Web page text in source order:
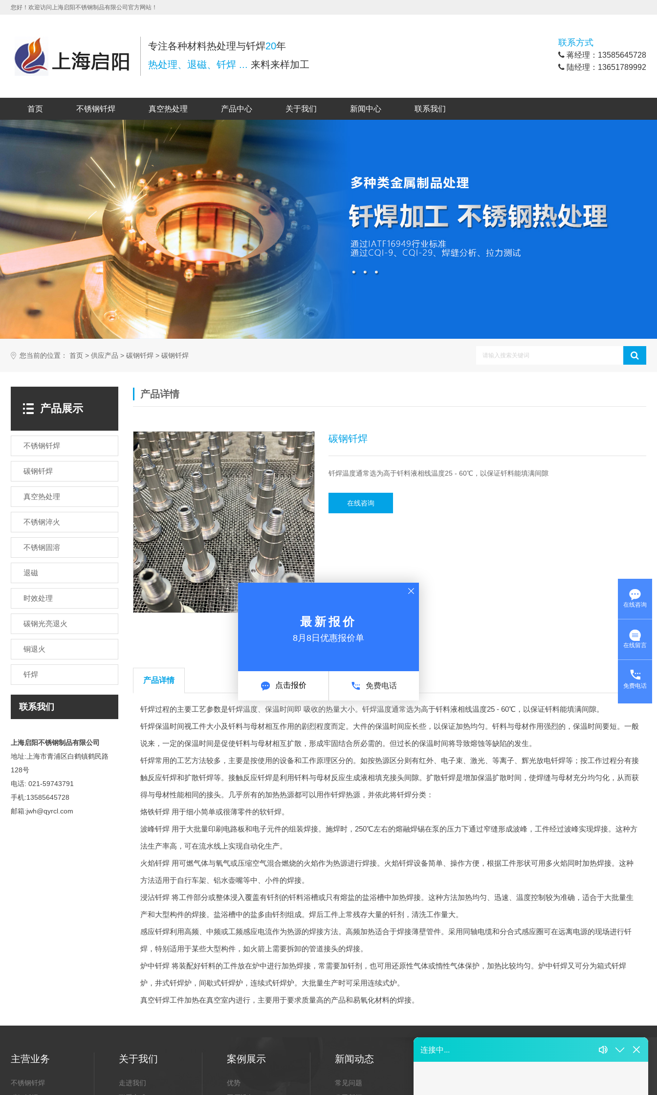
您好！欢迎访问上海启阳不锈钢制品有限公司官方网站！
专注各种材料热处理与钎焊20年
热处理、退磁、钎焊 ... 来料来样加工
联系方式
蒋经理：13585645728
陆经理：13651789992
首页 不锈钢钎焊 真空热处理 产品中心 关于我们 新闻中心 联系我们
您当前的位置： 首页 > 供应产品 > 碳钢钎焊 > 碳钢钎焊
产品展示
不锈钢钎焊
碳钢钎焊
真空热处理
不锈钢淬火
不锈钢固溶
退磁
时效处理
碳钢光亮退火
铜退火
钎焊
联系我们
上海启阳不锈钢制品有限公司
地址:上海市青浦区白鹤镇鹤民路
128号
电话: 021-59743791
手机:13585645728
邮箱:jwh@qyrcl.com
产品详情
碳钢钎焊
钎焊温度通常选为高于钎料液相线温度25 - 60℃，以保证钎料能填满间隙
在线咨询
产品详情
钎焊过程的主要工艺参数是钎焊温度、保温时间即 吸收的热量大小。 钎焊温度通常选为高于钎料液相线温度25 - 60℃，以保证钎料能填满间隙。
钎焊保温时间视工件大小及钎料与母材相互作用的剧烈程度而定。大件的保温时间应长些，以保证加热均匀。钎料与母材作用强烈的，保温时间要短。一般
说来，一定的保温时间是促使钎料与母材相互扩散，形成牢固结合所必需的。但过长的保温时间将导致熔蚀等缺陷的发生。
钎焊常用的工艺方法较多，主要是按使用的设备和工作原理区分的。如按热源区分则有红外、电子束、激光、等离子、辉光放电钎焊等；按工作过程分有接
触反应钎焊和扩散钎焊等。接触反应钎焊是利用钎料与母材反应生成液相填充接头间隙。扩散钎焊是增加保温扩散时间，使焊缝与母材充分均匀化，从而获
得与母材性能相同的接头。几乎所有的加热热源都可以用作钎焊热源，并依此将钎焊分类：
烙铁钎焊 用于细小简单或很薄零件的软钎焊。
波峰钎焊 用于大批量印刷电路板和电子元件的组装焊接。施焊时，250℃左右的熔融焊锡在泵的压力下通过窄缝形成波峰，工件经过波峰实现焊接。这种方
法生产率高，可在流水线上实现自动化生产。
火焰钎焊 用可燃气体与氧气或压缩空气混合燃烧的火焰作为热源进行焊接。火焰钎焊设备简单、操作方便，根据工件形状可用多火焰同时加热焊接。这种
方法适用于自行车架、铝水壶嘴等中、小件的焊接。
浸沾钎焊 将工件部分或整体浸入覆盖有钎剂的钎料浴槽或只有熔盐的盐浴槽中加热焊接。这种方法加热均匀、迅速、温度控制较为准确，适合于大批量生
产和大型构件的焊接。盐浴槽中的盐多由钎剂组成。焊后工件上常残存大量的钎剂，清洗工作量大。
感应钎焊利用高频、中频或工频感应电流作为热源的焊接方法。高频加热适合于焊接薄壁管件。采用同轴电缆和分合式感应圈可在远离电源的现场进行钎
焊 ，特别适用于某些大型构件，如火箭上需要拆卸的管道接头的焊接。
炉中钎焊 将装配好钎料的工件放在炉中进行加热焊接，常需要加钎剂，也可用还原性气体或惰性气体保护，加热比较均匀。炉中钎焊又可分为箱式钎焊
炉，井式钎焊炉，间歇式钎焊炉，连续式钎焊炉。大批量生产时可采用连续式炉。
真空钎焊工件加热在真空室内进行，主要用于要求质量高的产品和易氧化材料的焊接。
主营业务
不锈钢钎焊
关于我们
走进我们
案例展示
优势
新闻动态
常见问题
在线咨询
在线留言
免费电话
最新报价
8月8日优惠报价单
点击报价 免费电话